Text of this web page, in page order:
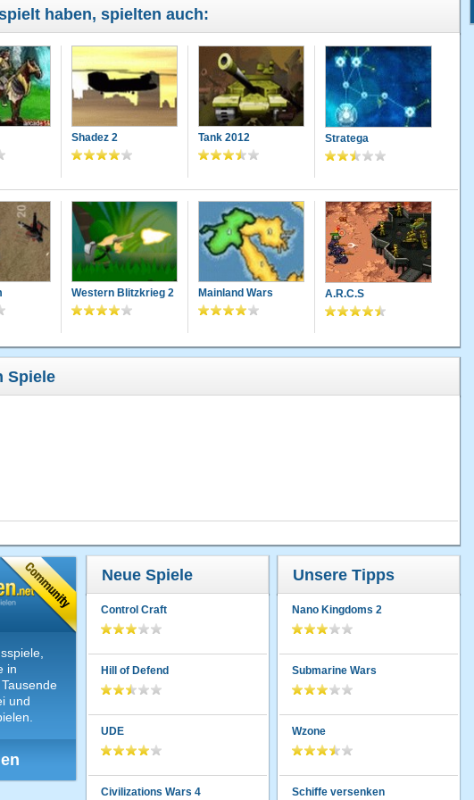
haben, spielten auch:
Shadez 2 Tank 2012 Stratega
Western Blitzkrieg 2 Mainland Wars A.R.C.S
Spiele
in
und
Neue Spiele
Control Craft
Hill of Defend
UDE
Civilizations Wars 4
Unsere Tipps
Nano Kingdoms 2
Submarine Wars
Wzone
Schiffe versenken